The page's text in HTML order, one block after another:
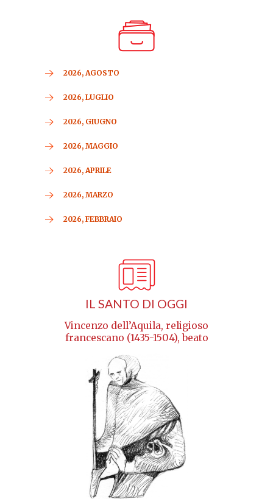
2026, AGOSTO
2026, LUGLIO
2026, GIUGNO
2026, MAGGIO
2026, APRILE
2026, MARZO
2026, FEBBRAIO
IL SANTO DI OGGI
Vincenzo dell’Aquila, religioso
francescano (1435-1504), beato